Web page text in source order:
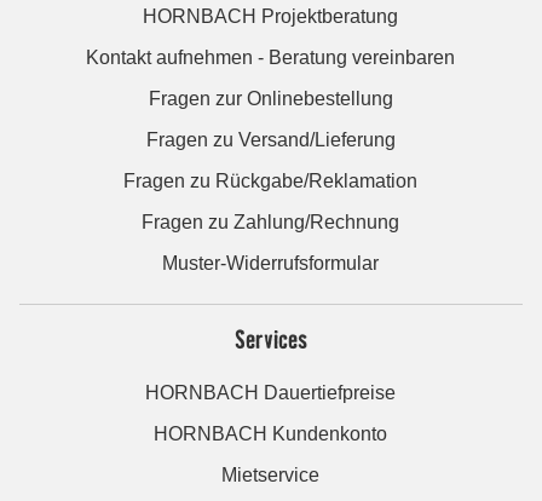
HORNBACH Projektberatung
Kontakt aufnehmen - Beratung vereinbaren
Fragen zur Onlinebestellung
Fragen zu Versand/Lieferung
Fragen zu Rückgabe/Reklamation
Fragen zu Zahlung/Rechnung
Muster-Widerrufsformular
Services
HORNBACH Dauertiefpreise
HORNBACH Kundenkonto
Mietservice